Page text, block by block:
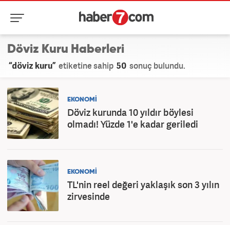
Döviz Kuru Haberleri
“döviz kuru” etiketine sahip 50 sonuç bulundu.
EKONOMİ
Döviz kurunda 10 yıldır böylesi
olmadı! Yüzde 1'e kadar geriledi
EKONOMİ
TL'nin reel değeri yaklaşık son 3 yılın
zirvesinde